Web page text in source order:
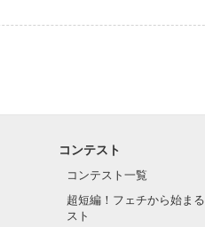
コンテスト
コンテスト一覧
超短編！フェチから始ま
スト